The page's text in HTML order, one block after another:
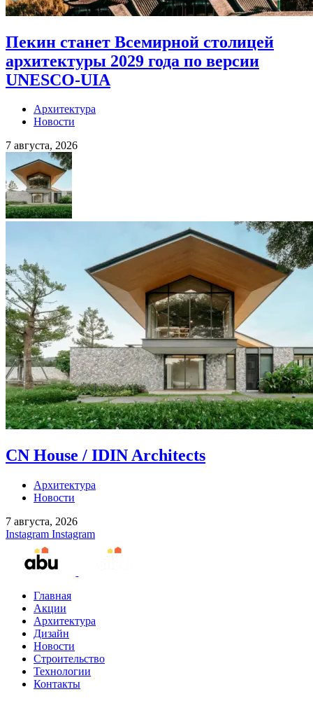
Пекин станет Всемирной столицей
архитектуры 2029 года по версии
UNESCO-UIA
Архитектура
Новости
7 августа, 2026
CN House / IDIN Architects
Архитектура
Новости
7 августа, 2026
Instagram Instagram
Главная
Акции
Архитектура
Дизайн
Новости
Строительство
Технологии
Контакты